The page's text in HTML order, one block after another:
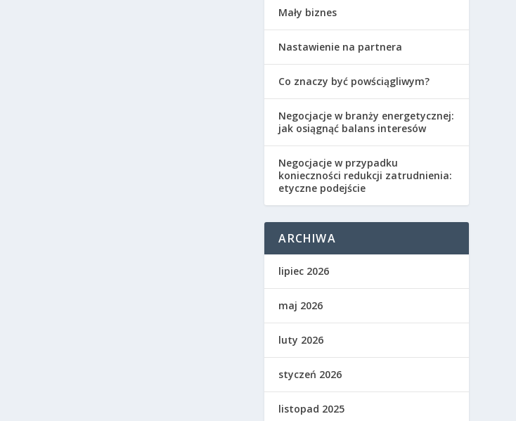
Mały biznes
Nastawienie na partnera
Co znaczy być powściągliwym?
Negocjacje w branży energetycznej:
jak osiągnąć balans interesów
Negocjacje w przypadku
konieczności redukcji zatrudnienia:
etyczne podejście
ARCHIWA
lipiec 2026
maj 2026
luty 2026
styczeń 2026
listopad 2025